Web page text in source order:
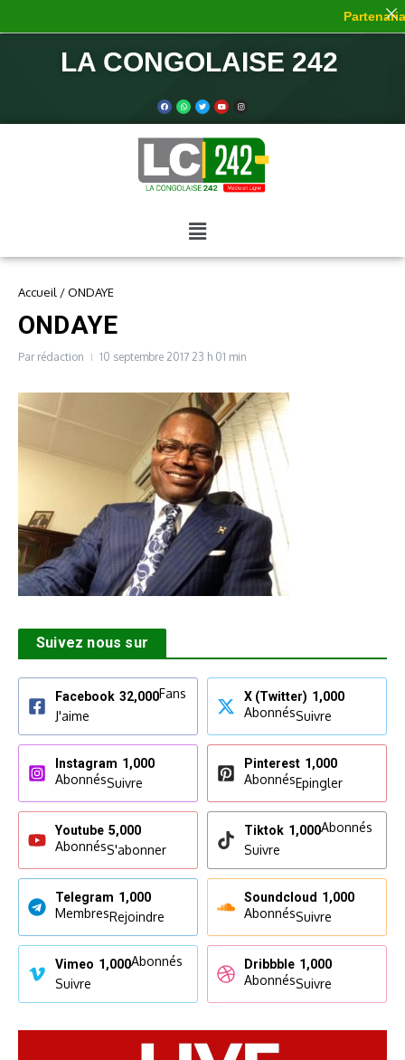
LA CONGOLAISE 242
Accueil /ONDAYE
ONDAYE
Par rédaction 10 septembre 2017 23 h 01 min
Suivez nous sur
Facebook 32,000Fans
J'aime
X (Twitter) 1,000
AbonnésSuivre
Instagram 1,000
AbonnésSuivre
Pinterest 1,000
AbonnésEpingler
Youtube 5,000
AbonnésS'abonner
Tiktok 1,000Abonnés
Suivre
Telegram 1,000
MembresRejoindre
Soundcloud 1,000
AbonnésSuivre
Vimeo 1,000Abonnés
Suivre
Dribbble 1,000
AbonnésSuivre